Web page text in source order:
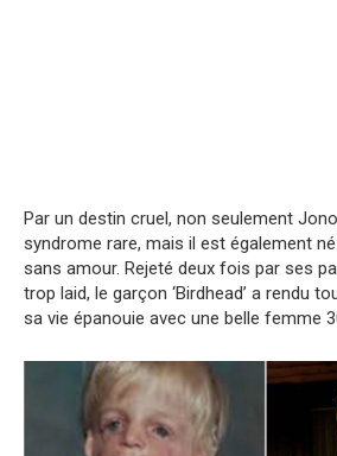
Par un destin cruel, non seulement
syndrome rare, mais il est également
sans amour. Rejeté deux fois par ses
trop laid, le garçon ‘Birdhead’ a rendu
sa vie épanouie avec une belle femme